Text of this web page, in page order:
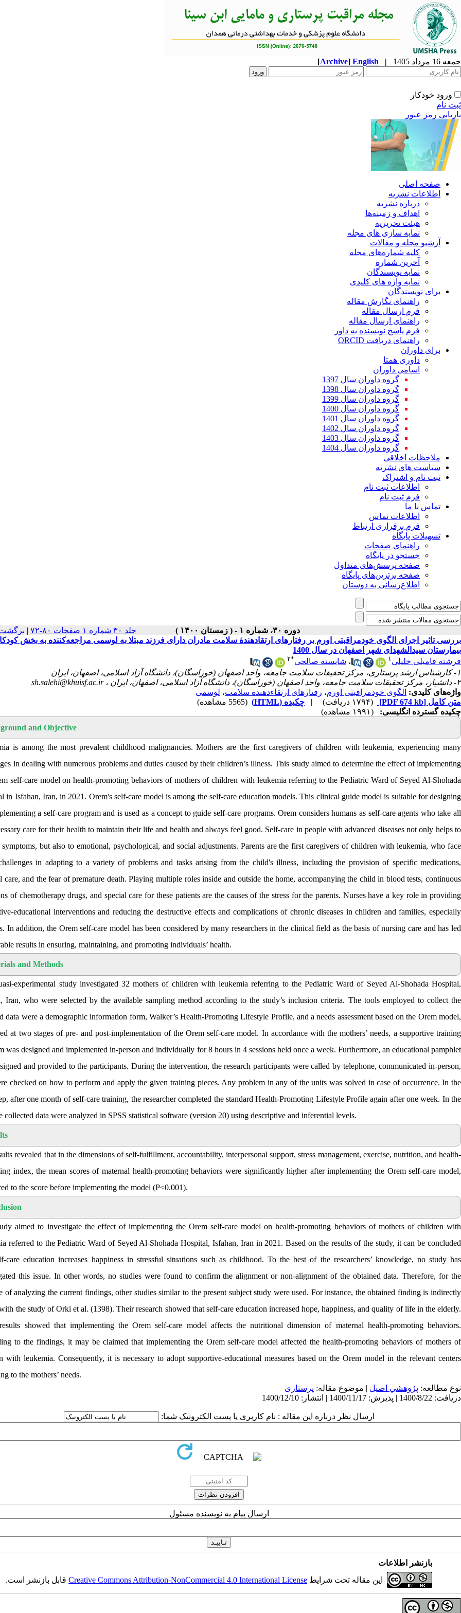
جمعه 16 مرداد 1405 |
English
[Archive]
ورود خودکار
ثبت نام
بازیابی رمز عبور
صفحه اصلی
اطلاعات نشریه
درباره نشریه
اهداف و زمینه‌ها
هیئت تحریریه
نمایه سازی های مجله
آرشیو مجله و مقالات
کلیه شماره‌های مجله
آخرین شماره
نمایه نویسندگان
نمایه واژه های کلیدی
برای نویسندگان
راهنمای نگارش مقاله
فرم ارسال مقاله
راهنمای ارسال مقاله
فرم پاسخ نویسنده به داور
راهنمای دریافت ORCID
برای داوران
داوری همتا
اسامی داوران
گروه داوران سال 1397
گروه داوران سال 1398
گروه داوران سال 1399
گروه داوران سال 1400
گروه داوران سال 1401
گروه داوران سال 1402
گروه داوران سال 1403
گروه داوران سال 1404
ملاحظات اخلاقی
سیاست های نشریه
ثبت نام و اشتراک
اطلاعات ثبت نام
فرم ثبت نام
تماس با ما
اطلاعات تماس
فرم برقراری ارتباط
تسهیلات پایگاه
راهنمای صفحات
جستجو در پایگاه
صفحه پرسش‌های متداول
صفحه برترین‌های پایگاه
اطلاع‌رسانی به دوستان
دوره ۳۰، شماره ۱ - ( زمستان ۱۴۰۰ ) جلد ۳۰ شماره ۱ صفحات ۸۰-۷۲ |
بررسی تاثیر اجرای الگوی خودمراقبتی اورم بر رفتار‌های ارتقادهندۀ سلامت مادران دارای فرزند مبتلا به لوسمی مراجعه‌کننده به بخش
بیمارستان سیدالشهدای شهر اصفهان در سال 1400
فرشته فامیلی خلیلی ۱ ، شایسته صالحی*۲
۱- کارشناس ارشد پرستاری، مرکز تحقیقات سلامت جامعه، واحد اصفهان (خوراسگان)، دانشگاه آزاد اسلامی، اصفهان، ایران
۲- دانشیار، مرکز تحقیقات سلامت جامعه، واحد اصفهان (خوراسگان)، دانشگاه آزاد اسلامی، اصفهان، ایران ،
sh.salehi@khuisf.ac.ir
واژه‌های کلیدی: الگوی خودمراقبتی اورم، رفتار‌های ارتقاءدهنده سلامت، لوسمی
متن کامل [PDF 674 kb] (۱۷۹۴ دریافت) | چکیده (HTML)
(5565 مشاهده)
چکیده گسترده انگلیسی:
(۱۹۹۱ مشاهده)
and Objective
is among the most prevalent childhood malignancies. Mothers are the first caregivers of children with leukemia, experiencing many
in dealing with numerous problems and duties caused by their children’s illness. This study aimed to determine the effect of implementing
self-care model on health-promoting behaviors of mothers of children with leukemia referring to the Pediatric Ward of Seyed Al-Shohada
in Isfahan, Iran, in 2021. Orem's self-care model is among the self-care education models. This clinical guide model is suitable for designing
a self-care program and is used as a concept to guide self-care programs. Orem considers humans as self-care agents who take all
care for their health to maintain their life and health and always feel good. Self-care in people with advanced diseases not only helps to
but also to emotional, psychological, and social adjustments. Parents are the first caregivers of children with leukemia, who face
in adapting to a variety of problems and tasks arising from the child's illness, including the provision of specific medications,
care, and the fear of premature death. Playing multiple roles inside and outside the home, accompanying the child in blood tests, continuous
of chemotherapy drugs, and special care for these patients are the causes of the stress for the parents. Nurses have a key role in providing
educational interventions and reducing the destructive effects and complications of chronic diseases in children and families, especially
In addition, the Orem self-care model has been considered by many researchers in the clinical field as the basis of nursing care and has led
results in ensuring, maintaining, and promoting individuals’ health.
and Methods
experimental study investigated 32 mothers of children with leukemia referring to the Pediatric Ward of Seyed Al-Shohada Hospital,
Iran, who were selected by the available sampling method according to the study’s inclusion criteria. The tools employed to collect the
data were a demographic information form, Walker’s Health-Promoting Lifestyle Profile, and a needs assessment based on the Orem model,
at two stages of pre- and post-implementation of the Orem self-care model. In accordance with the mothers’ needs, a supportive training
was designed and implemented in-person and individually for 8 hours in 4 sessions held once a week. Furthermore, an educational pamphlet
and provided to the participants. During the intervention, the research participants were called by telephone, communicated in-person,
checked on how to perform and apply the given training pieces. Any problem in any of the units was solved in case of occurrence. In the
after one month of self-care training, the researcher completed the standard Health-Promoting Lifestyle Profile again after one week. In the
collected data were analyzed in SPSS statistical software (version 20) using descriptive and inferential levels.
revealed that in the dimensions of self-fulfillment, accountability, interpersonal support, stress management, exercise, nutrition, and health-
index, the mean scores of maternal health-promoting behaviors were significantly higher after implementing the Orem self-care model,
to the score before implementing the model (P<0.001).
aimed to investigate the effect of implementing the Orem self-care model on health-promoting behaviors of mothers of children with
referred to the Pediatric Ward of Seyed Al-Shohada Hospital, Isfahan, Iran in 2021. Based on the results of the study, it can be concluded
care education increases happiness in stressful situations such as childhood. To the best of the researchers’ knowledge, no study has
this issue. In other words, no studies were found to confirm the alignment or non-alignment of the obtained data. Therefore, for the
of analyzing the current findings, other studies similar to the present subject study were used. For instance, the obtained finding is indirectly
the study of Orki et al. (1398). Their research showed that self-care education increased hope, happiness, and quality of life in the elderly.
showed that implementing the Orem self-care model affects the nutritional dimension of maternal health-promoting behaviors.
to the findings, it may be claimed that implementing the Orem self-care model affected the health-promoting behaviors of mothers of
with leukemia. Consequently, it is necessary to adopt supportive-educational measures based on the Orem model in the relevant centers
to the mothers’ needs.
نوع مطالعه: پژوهشي اصیل | موضوع مقاله: پرستاری
دریافت: 1400/8/22 | پذیرش: 1400/11/17 | انتشار: 1400/12/10
ارسال نظر درباره این مقاله : نام کاربری یا پست الکترونیک شما:
ارسال پیام به نویسنده مسئول
بازنشر اطلاعات
این مقاله تحت شرایط Creative Commons Attribution-NonCommercial 4.0 International Licenseقابل بازنشر است.